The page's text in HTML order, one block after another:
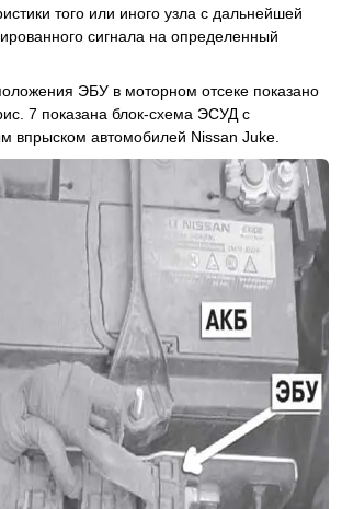
того или иного узла с дальнейшей
сигнала на определенный
ЭБУ в моторном отсеке показано
7 показана блок-схема ЭСУД с
впрыском автомобилей Nissan Juke.